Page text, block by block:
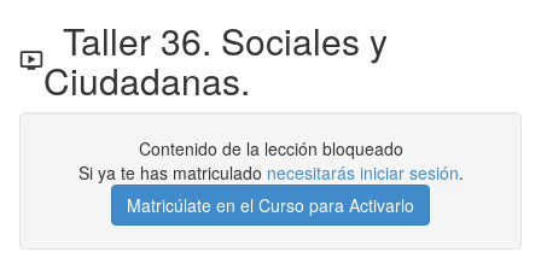
Taller 36. Sociales y
Ciudadanas.
Contenido de la lección bloqueado
Si ya te has matriculado necesitarás iniciar sesión.
Matricúlate en el Curso para Activarlo